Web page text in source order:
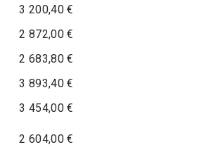
3 200,40 €
2 872,00 €
2 683,80 €
3 893,40 €
3 454,00 €
2 604,00 €